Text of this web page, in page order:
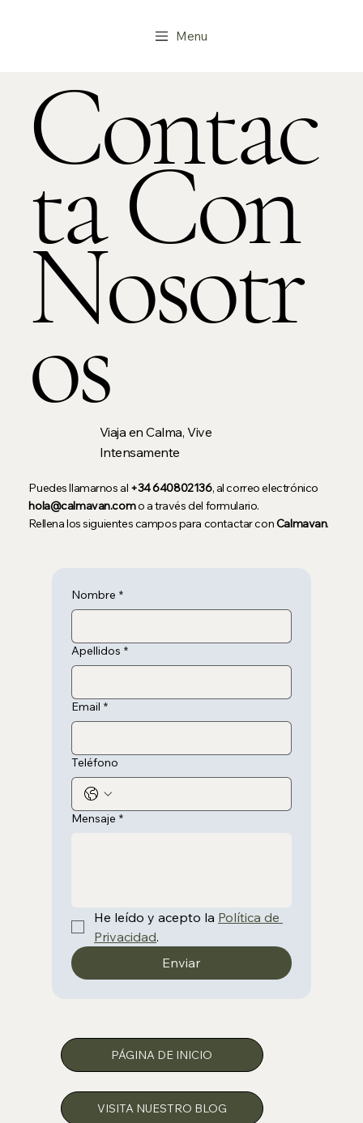
Menu
Contac
ta Con
Nosotr
osViaja en Calma, Vive
Intensamente
Puedes llamarnos al +34 640802136, al correo electrónico
hola@calmavan.como a través del formulario.
Rellena los siguientes campos para contactar conCalmavan.
Nombre *
Apellidos *
Email *
Teléfono
Mensaje *
He leído y acepto la Política de
Privacidad.
Enviar
PÁGINA DE INICIO
VISITA NUESTRO BLOG